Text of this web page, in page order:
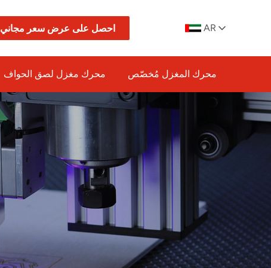
احصل على عرض سعر مجاني AR
محرك مغزل لصق الحواف محرك المغزل مُخصّص